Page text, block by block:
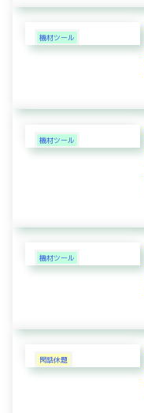
機材ツール
機材ツール
機材ツール
閑話休題